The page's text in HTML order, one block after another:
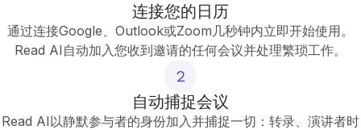
连接您的日历
通过连接Google、Outlook或Zoom几秒钟内立即开始使用。
Read AI自动加入您收到邀请的任何会议并处理繁琐工作。
2
自动捕捉会议
Read AI以静默参与者的身份加入并捕捉一切：转录、演讲者时